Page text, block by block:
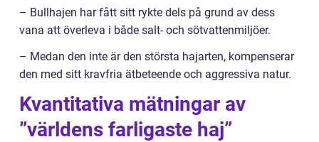
– Bullhajen har fått sitt rykte dels på grund av dess
vana att överleva i både salt- och sötvattenmiljöer.
– Medan den inte är den största hajarten, kompenserar
den med sitt kravfria ätbeteende och aggressiva natur.
Kvantitativa mätningar av
”världens farligaste haj”